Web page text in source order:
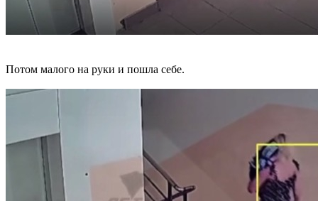
Потом малого на руки и пошла себе.